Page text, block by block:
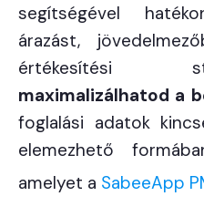
segítségével
árazást,
értékesítési
maximalizálhatod a
foglalási adatok
elemezhető
amelyet a SabeeApp